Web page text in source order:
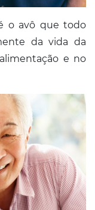
o avô que todo
da vida da
e no